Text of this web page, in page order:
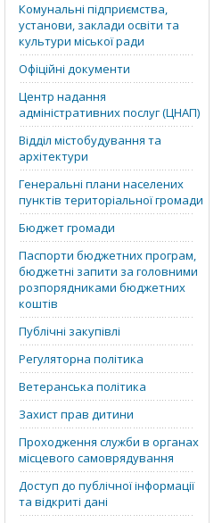
Комунальні підприємства,
установи, заклади освіти та
культури міської ради
Офіційні документи
Центр надання
адміністративних послуг (ЦНАП)
Відділ містобудування та
архітектури
Генеральні плани населених
пунктів територіальної громади
Бюджет громади
Паспорти бюджетних програм,
бюджетні запити за головними
розпорядниками бюджетних
коштів
Публічні закупівлі
Регуляторна політика
Ветеранська політика
Захист прав дитини
Проходження служби в органах
місцевого самоврядування
Доступ до публічної інформації
та відкриті дані